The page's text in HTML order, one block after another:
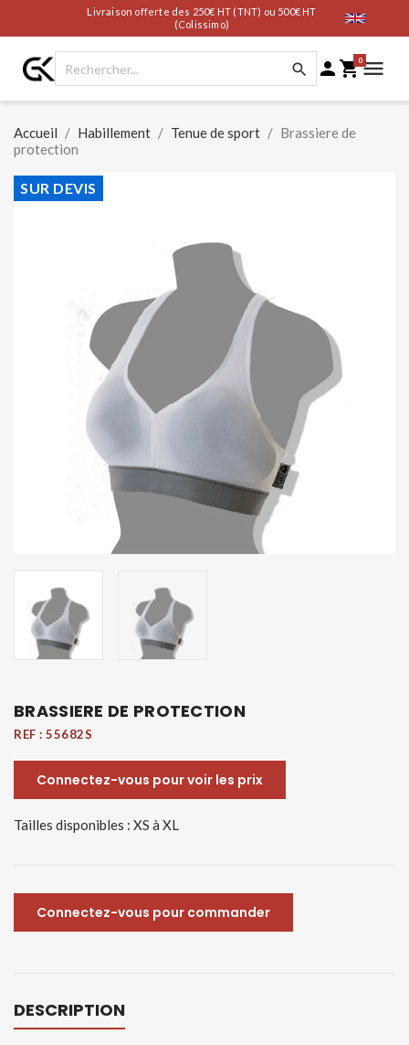
Livraison offerte des 250€ HT (TNT) ou 500€ HT
(Colissimo)
  0
Accueil Habillement Tenue de sport
Brassiere de
protection
SUR DEVIS
BRASSIERE DE PROTECTION
REF : 55682S
Connectez-vous pour voir les prix
Tailles disponibles : XS à XL
Connectez-vous pour commander
DESCRIPTION